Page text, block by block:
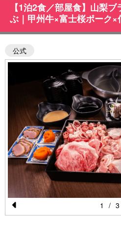
【1泊2食／部屋食】山梨
ぶ｜甲州牛×富士桜ポーク×
公式
Pr
1 / 3